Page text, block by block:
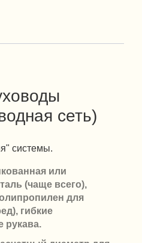
сеть)
системы.
или
(чаще всего),
для
гибкие
рукава.